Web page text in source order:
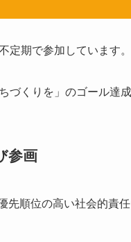
定期で参加しています。
づくりを」のゴール達
参画
先順位の高い社会的責